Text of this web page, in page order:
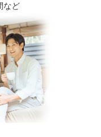
など